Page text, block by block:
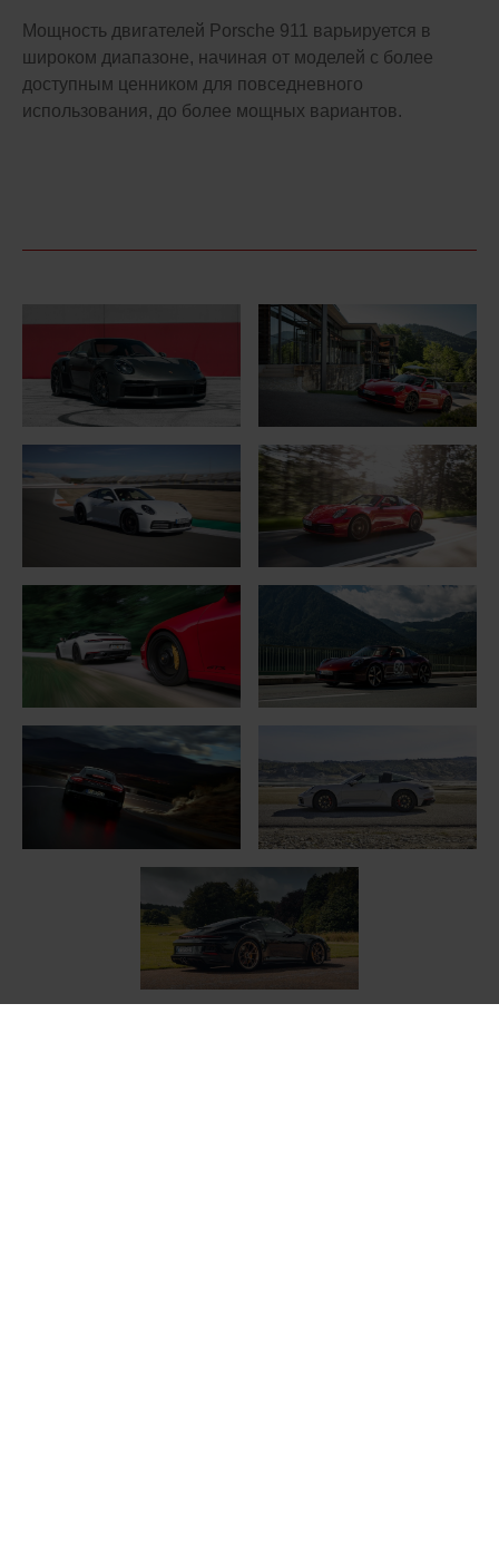
Мощность двигателей Porsche 911 варьируется в
широком диапазоне, начиная от моделей с более
доступным ценником для повседневного
использования, до более мощных вариантов.